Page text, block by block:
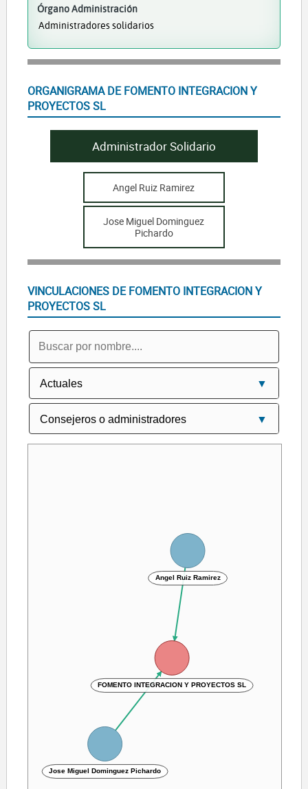
Órgano Administración
Administradores solidarios
ORGANIGRAMA DE FOMENTO INTEGRACION Y
PROYECTOS SL
Administrador Solidario
Angel Ruiz Ramirez
Jose Miguel Dominguez
Pichardo
VINCULACIONES DE FOMENTO INTEGRACION Y
PROYECTOS SL
FOMENTO INTEGRACION Y PROYECTOS SL
Jose Miguel Dominguez Pichardo
Angel Ruiz Ramirez